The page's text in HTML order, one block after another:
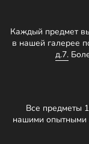
Каждый предмет
в нашей галерее
д.7.
Все предметы
нашими опытными